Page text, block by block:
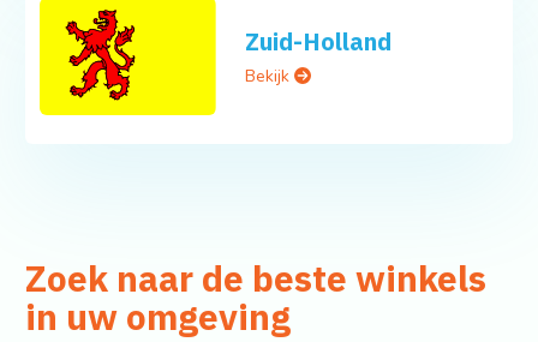
Zuid-Holland
Bekijk
Zoek naar de beste winkels
in uw omgeving